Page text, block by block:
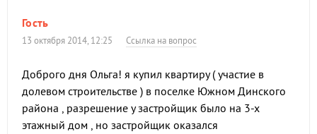
Гость
13 октября 2014, 12:25 Ссылка на вопрос
Доброго дня Ольга! я купил квартиру ( участие в
долевом строительстве ) в поселке Южном Динского
района , разрешение у застройщик было на 3-х
этажный дом , но застройщик оказался